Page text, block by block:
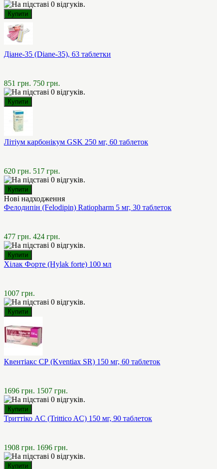
Діане-35 (Diane-35), 63 таблетки
851 грн. 750 грн.
Літіум карбонікум GSK 250 мг, 60 таблеток
620 грн. 517 грн.
Нові надходження
Фелодипін (Felodipin) Ratiopharm 5 мг, 30 таблеток
477 грн. 424 грн.
Хілак Форте (Hylak forte) 100 мл
1007 грн.
Квентіакс СР (Kventiax SR) 150 мг, 60 таблеток
1696 грн. 1507 грн.
Триттіко AC (Trittico AC) 150 мг, 90 таблеток
1908 грн. 1696 грн.